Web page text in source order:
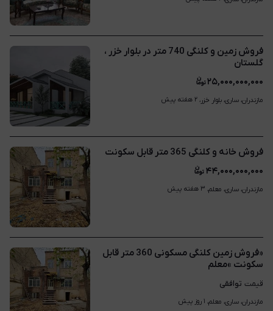
فروش زمین و کلنگی 740 متر در بلوار خزر ،
گلستان
۲۵,۰۰۰,۰۰۰,۰۰۰
مازندران، ساری، بلوار خزر، ۲ هفته پیش
فروش خانه و کلنگی 365 متر قابل سکونت
۴۴,۰۰۰,۰۰۰,۰۰۰
مازندران، ساری، معلم، ۳ هفته پیش
«فروش زمین کلنگی مسکونی 360 متر قابل
سکونت »معلم
قیمت توافقی
مازندران، ساری، معلم، ۱ روز پیش